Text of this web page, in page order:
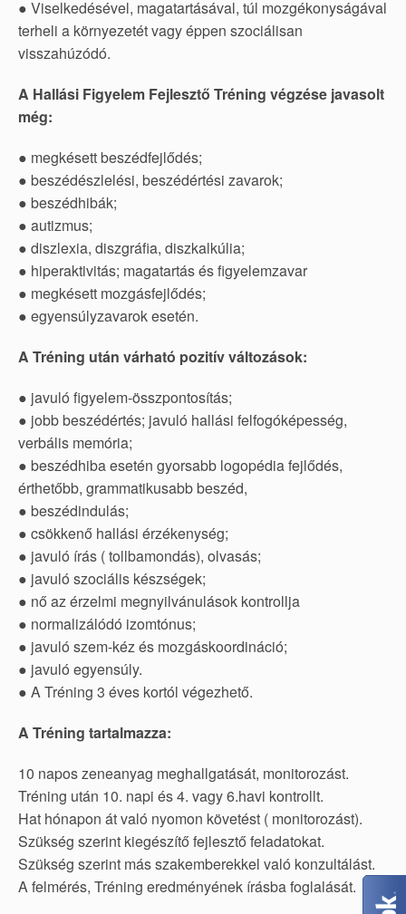
● Viselkedésével, magatartásával, túl mozgékonyságával
terheli a környezetét vagy éppen szociálisan
visszahúzódó.
A Hallási Figyelem Fejlesztő Tréning végzése javasolt
még:
● megkésett beszédfejlődés;
● beszédészlelési, beszédértési zavarok;
● beszédhibák;
● autizmus;
● diszlexia, diszgráfia, diszkalkúlia;
● hiperaktivitás; magatartás és figyelemzavar
● megkésett mozgásfejlődés;
● egyensúlyzavarok esetén.
A Tréning után várható pozitív változások:
● javuló figyelem-összpontosítás;
● jobb beszédértés; javuló hallási felfogóképesség,
verbális memória;
● beszédhiba esetén gyorsabb logopédia fejlődés,
érthetőbb, grammatikusabb beszéd,
● beszédindulás;
● csökkenő hallási érzékenység;
● javuló írás ( tollbamondás), olvasás;
● javuló szociális készségek;
● nő az érzelmi megnyilvánulások kontrollja
● normalizálódó izomtónus;
● javuló szem-kéz és mozgáskoordináció;
● javuló egyensúly.
● A Tréning 3 éves kortól végezhető.
A Tréning tartalmazza:
10 napos zeneanyag meghallgatását, monitorozást.
Tréning után 10. napi és 4. vagy 6.havi kontrollt.
Hat hónapon át való nyomon követést ( monitorozást).
Szükség szerint kiegészítő fejlesztő feladatokat.
Szükség szerint más szakemberekkel való konzultálást.
A felmérés, Tréning eredményének írásba foglalását.